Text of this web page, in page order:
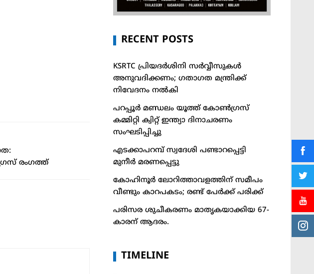
രംഗത്ത്
RECENT POSTS
KSRTC പ്രിയദർശിനി സർവ്വീസുകൾ
അനുവദിക്കണം; ഗതാഗത മന്ത്രിക്ക്
നിവേദനം നൽകി
പറപ്പൂർ മണ്ഡലം യൂത്ത് കോൺഗ്രസ്
കമ്മിറ്റി ക്വിറ്റ് ഇന്ത്യാ ദിനാചരണം
സംഘടിപ്പിച്ചു
എടക്കാപറമ്പ് സ്വദേശി പണ്ടാറപ്പെട്ടി
മുനീർ മരണപ്പെട്ടു
കോഹിനൂർ ലോറിത്താവളത്തിന് സമീപം
വീണ്ടും കാറപകടം; രണ്ട് പേർക്ക് പരിക്ക്
പരിസര ശുചീകരണം മാതൃകയാക്കിയ 67-
കാരന് ആദരം.
TIMELINE